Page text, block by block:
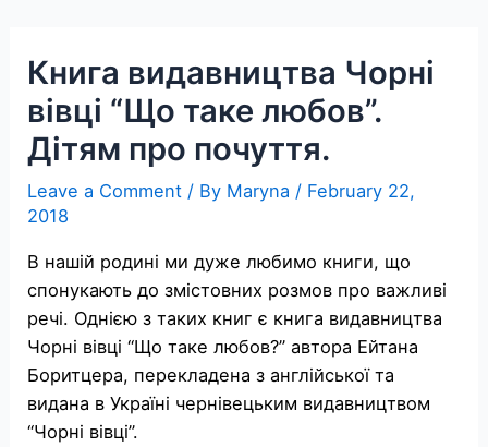
content
Книга видавництва Чорні
вівці “Що таке любов”.
Дітям про почуття.
Leave a Comment / By Maryna / February 22,
2018
В нашій родині ми дуже любимо книги, що
спонукають до змістовних розмов про важливі
речі. Однією з таких книг є книга видавництва
Чорні вівці “Що таке любов?” автора Ейтана
Боритцера, перекладена з англійської та
видана в Україні чернівецьким видавництвом
“Чорні вівці”.